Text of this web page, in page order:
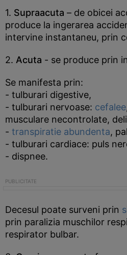
1. Supraacuta – de obicei
produce la ingerarea
intervine instantaneu, prin
2. Acuta - se produce prin
Se manifesta prin:
- tulburari digestive,
- tulburari nervoase: cefalee
musculare necontrolate,
- transpiratie abundenta,
- tulburari cardiace: puls
- dispnee.
Decesul poate surveni prin
prin paralizia muschilor
respirator bulbar.